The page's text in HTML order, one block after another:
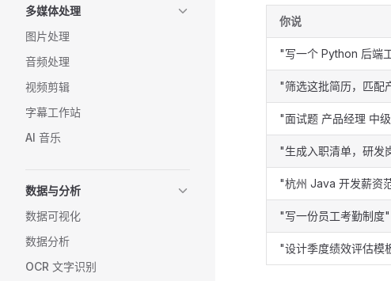
多媒体处理
图片处理
音频处理
视频剪辑
字幕工作站
AI 音乐
数据与分析
数据可视化
数据分析
OCR 文字识别
你说
"写一个 Python 后端
"筛选这批简历，匹配
"面试题 产品经理 中
"生成入职清单，研发
"杭州 Java 开发薪资
"写一份员工考勤制度"
"设计季度绩效评估模